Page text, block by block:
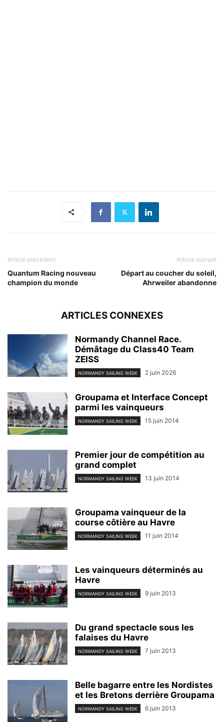
Article précédent
Quantum Racing nouveau
champion du monde
Article suivant
Départ au coucher du soleil,
Ahrweiler abandonne
ARTICLES CONNEXES
Normandy Channel Race.
Démâtage du Class40 Team
ZEISS
NORMANDY SAILING WEEK 2 juin 2026
Groupama et Interface Concept
parmi les vainqueurs
NORMANDY SAILING WEEK 15 juin 2014
Premier jour de compétition au
grand complet
NORMANDY SAILING WEEK 13 juin 2014
Groupama vainqueur de la
course côtière au Havre
NORMANDY SAILING WEEK 11 juin 2014
Les vainqueurs déterminés au
Havre
NORMANDY SAILING WEEK 9 juin 2013
Du grand spectacle sous les
falaises du Havre
NORMANDY SAILING WEEK 7 juin 2013
Belle bagarre entre les Nordistes
et les Bretons derrière Groupama
NORMANDY SAILING WEEK 6 juin 2013